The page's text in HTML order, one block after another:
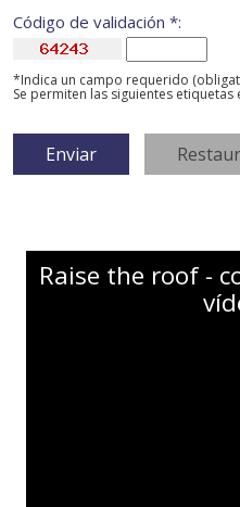
Código de validación *:
*Indica un campo requerido
Se permiten las siguientes etiquetas
Raise the roof -